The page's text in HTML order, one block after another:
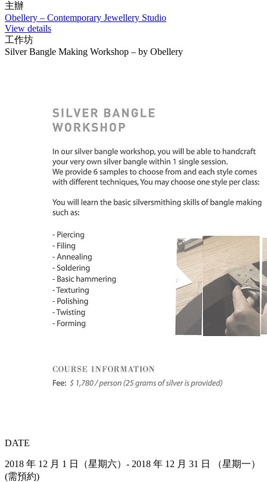
主辦
Obellery – Contemporary Jewellery Studio
View details
工作坊
Silver Bangle Making Workshop – by Obellery
DATE
2018 年 12 月 1 日（星期六）- 2018 年 12 月 31 日 （星期一）
(需預約)